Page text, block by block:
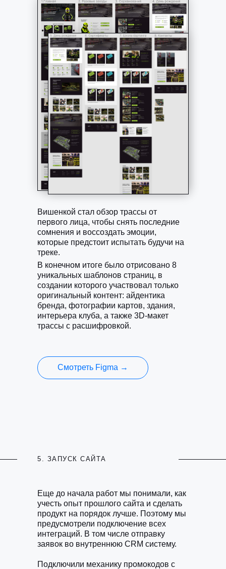
В конечном итоге было отрисовано 8
уникальных шаблонов страниц, в
создании которого участвовал только
оригинальный контент: айдентика
бренда, фотографии картов, здания,
интерьера клуба, а также 3D-макет
трассы с расшифровкой.
Вишенкой стал обзор трассы от
первого лица, чтобы снять последние
сомнения и воссоздать эмоции,
которые предстоит испытать будучи на
треке.
Смотреть Figma →
5. ЗАПУСК САЙТА
Еще до начала работ мы понимали, как
учесть опыт прошлого сайта и сделать
продукт на порядок лучше. Поэтому мы
предусмотрели подключение всех
интеграций. В том числе отправку
заявок во внутреннюю CRM систему.
Подключили механику промокодов с